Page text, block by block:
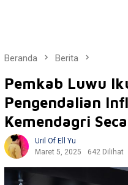
Beranda Berita
Pemkab Luwu
Pengendalian
Kemendagri
Uril Of Ell Yu
Maret 5, 2025
642 Dilihat